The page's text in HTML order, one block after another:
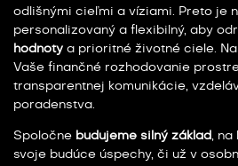
odlišnými cieľmi a víziami. Preto je
personalizovaný a flexibilný, aby
hodnoty a prioritné životné ciele.
Vaše finančné rozhodovanie
transparentnej komunikácie,
poradenstva.
Spoločne budujeme silný základ, na
svoje budúce úspechy, či už v